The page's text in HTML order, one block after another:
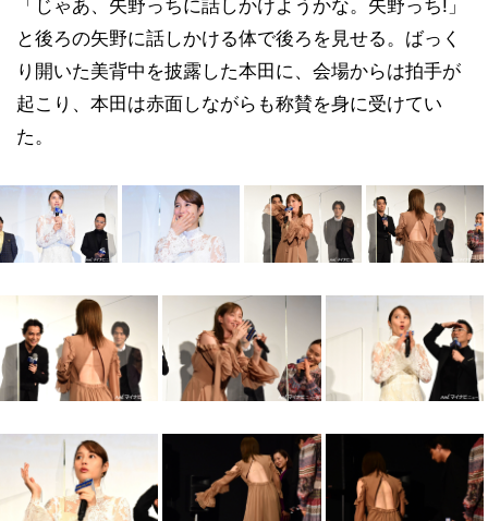
「じゃあ、矢野っちに話しかけようかな。矢野っち!」
と後ろの矢野に話しかける体で後ろを見せる。ばっく
り開いた美背中を披露した本田に、会場からは拍手が
起こり、本田は赤面しながらも称賛を身に受けてい
た。